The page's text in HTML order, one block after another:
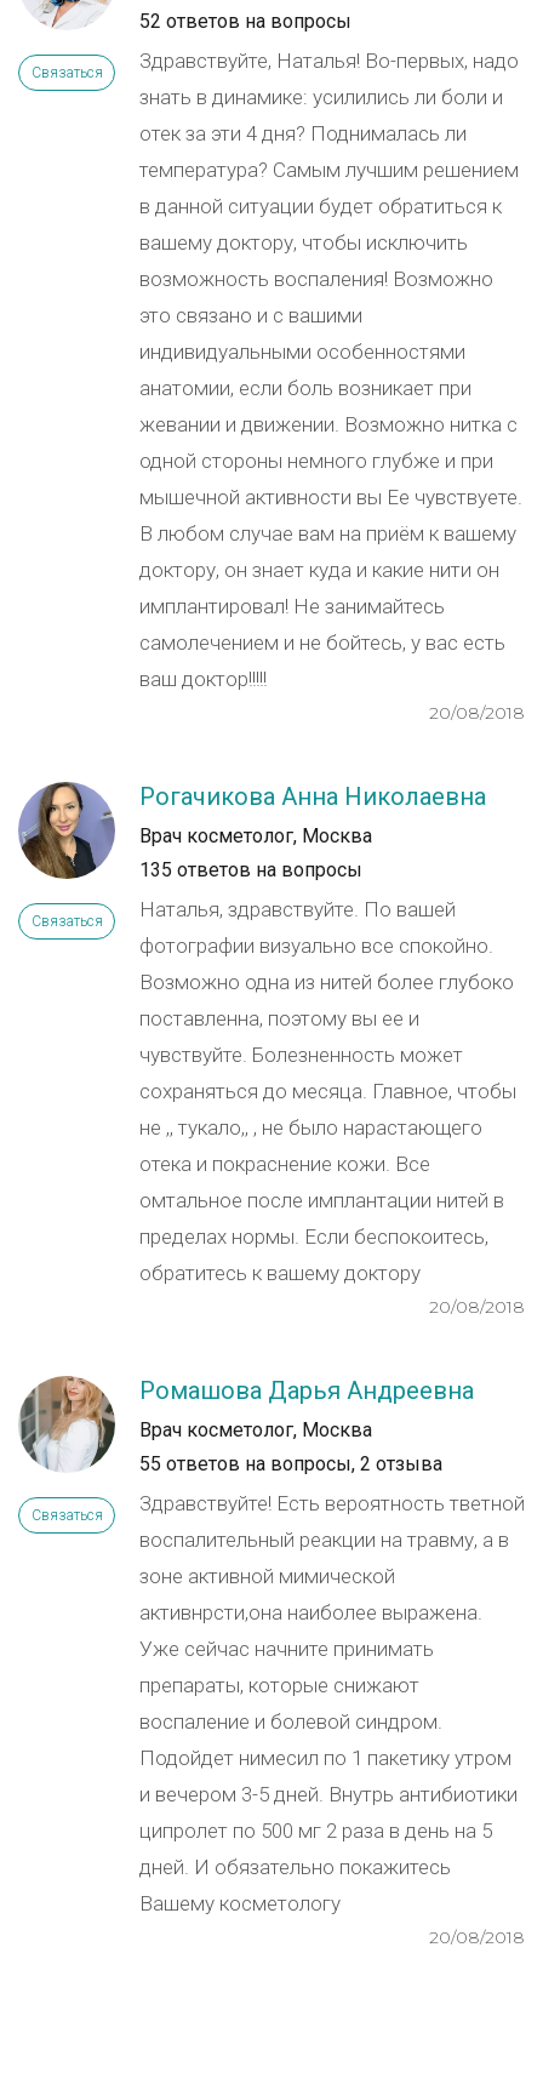
Связаться
52 ответов на вопросы
Здравствуйте, Наталья! Во-первых, надо
знать в динамике: усилились ли боли и
отек за эти 4 дня? Поднималась ли
температура? Самым лучшим решением
в данной ситуации будет обратиться к
вашему доктору, чтобы исключить
возможность воспаления! Возможно
это связано и с вашими
индивидуальными особенностями
анатомии, если боль возникает при
жевании и движении. Возможно нитка с
одной стороны немного глубже и при
мышечной активности вы Ее чувствуете.
В любом случае вам на приём к вашему
доктору, он знает куда и какие нити он
имплантировал! Не занимайтесь
самолечением и не бойтесь, у вас есть
ваш доктор!!!!!
20/08/2018
Связаться
Рогачикова Анна Николаевна
Врач косметолог, Москва
135 ответов на вопросы
Наталья, здравствуйте. По вашей
фотографии визуально все спокойно.
Возможно одна из нитей более глубоко
поставленна, поэтому вы ее и
чувствуйте. Болезненность может
сохраняться до месяца. Главное, чтобы
не ,, тукало,, , не было нарастающего
отека и покраснение кожи. Все
омтальное после имплантации нитей в
пределах нормы. Если беспокоитесь,
обратитесь к вашему доктору
20/08/2018
Связаться
Ромашова Дарья Андреевна
Врач косметолог, Москва
55 ответов на вопросы, 2 отзыва
Здравствуйте! Есть вероятность тветной
воспалительный реакции на травму, а в
зоне активной мимической
активнрсти,она наиболее выражена.
Уже сейчас начните принимать
препараты, которые снижают
воспаление и болевой синдром.
Подойдет нимесил по 1 пакетику утром
и вечером 3-5 дней. Внутрь антибиотики
ципролет по 500 мг 2 раза в день на 5
дней. И обязательно покажитесь
Вашему косметологу
20/08/2018